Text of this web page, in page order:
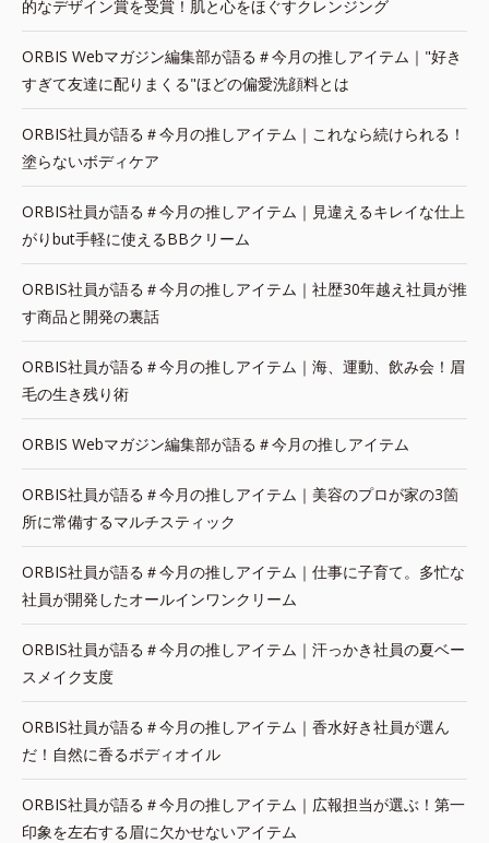
的なデザイン賞を受賞！肌と心をほぐすクレンジング
ORBIS Webマガジン編集部が語る＃今月の推しアイテム｜"好き
すぎて友達に配りまくる"ほどの偏愛洗顔料とは
ORBIS社員が語る＃今月の推しアイテム｜これなら続けられる！
塗らないボディケア
ORBIS社員が語る＃今月の推しアイテム｜見違えるキレイな仕上
がりbut手軽に使えるBBクリーム
ORBIS社員が語る＃今月の推しアイテム｜社歴30年越え社員が推
す商品と開発の裏話
ORBIS社員が語る＃今月の推しアイテム｜海、運動、飲み会！眉
毛の生き残り術
ORBIS Webマガジン編集部が語る＃今月の推しアイテム
ORBIS社員が語る＃今月の推しアイテム｜美容のプロが家の3箇
所に常備するマルチスティック
ORBIS社員が語る＃今月の推しアイテム｜仕事に子育て。多忙な
社員が開発したオールインワンクリーム
ORBIS社員が語る＃今月の推しアイテム｜汗っかき社員の夏ベー
スメイク支度
ORBIS社員が語る＃今月の推しアイテム｜香水好き社員が選ん
だ！自然に香るボディオイル
ORBIS社員が語る＃今月の推しアイテム｜広報担当が選ぶ！第一
印象を左右する眉に欠かせないアイテム